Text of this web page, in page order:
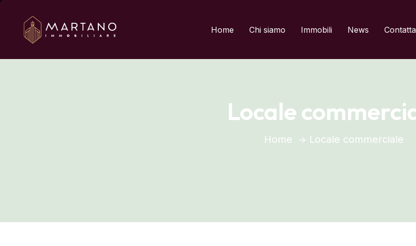
Home Chi siamo Immobili News
Aggiungi qui il testo del titolo
Locale
Home Locale commerciale